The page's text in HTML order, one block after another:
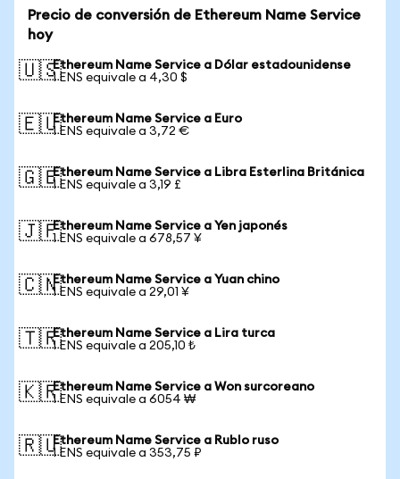
Precio de conversión de Ethereum Name Service
hoy
🇺🇸Ethereum Name Service a Dólar estadounidense
1 ENS equivale a 4,30 $
🇪🇺Ethereum Name Service a Euro
1 ENS equivale a 3,72 €
🇬🇧Ethereum Name Service a Libra Esterlina Británica
1 ENS equivale a 3,19 £
🇯🇵Ethereum Name Service a Yen japonés
1 ENS equivale a 678,57 ¥
🇨🇳Ethereum Name Service a Yuan chino
1 ENS equivale a 29,01 ¥
🇹🇷Ethereum Name Service a Lira turca
1 ENS equivale a 205,10 ₺
🇰🇷Ethereum Name Service a Won surcoreano
1 ENS equivale a 6054 ₩
🇷🇺Ethereum Name Service a Rublo ruso
1 ENS equivale a 353,75 ₽